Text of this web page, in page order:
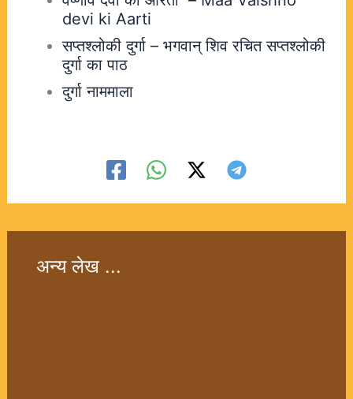
devi ki Aarti
सप्तश्लोकी दुर्गा – भगवान् शिव रचित सप्तश्लोकी
दुर्गा का पाठ
दुर्गा नाममाला
अन्य लेख ...